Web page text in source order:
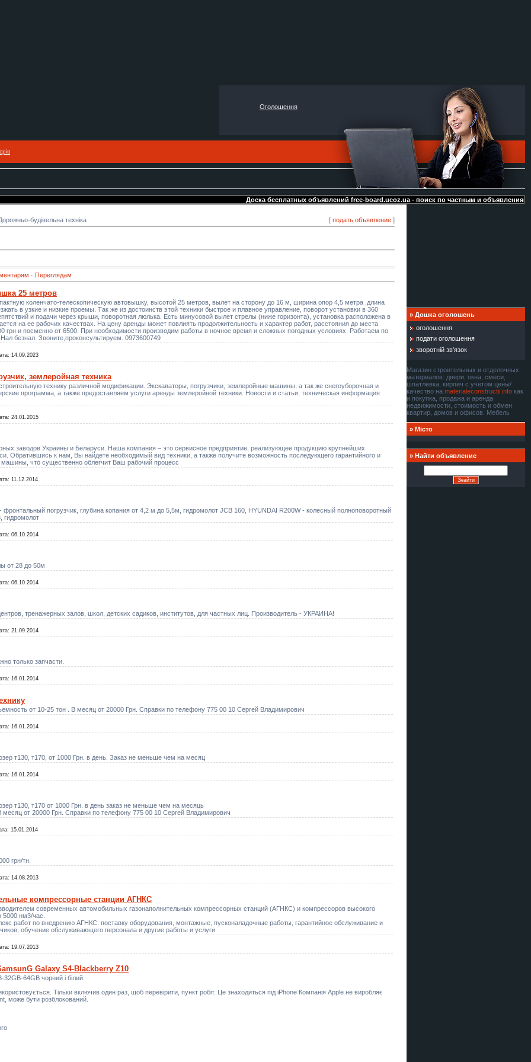
Оголошення
Доска бесплатных объявлений free-board.ucoz.ua - поиск по частным и объявлениям от
будівельна техніка [ подать объявление ]
· Переглядам
25 метров
коленчато-телескопическую автовышку, высотой 25 метров, вылет на сторону до 16 м, ширина опор 4,5 метра ,длина
в узкие и низкие проемы. Так же из достоинств этой техники быстрое и плавное управление, поворот установки в 360
и подачи через крыши, поворотная люлька. Есть минусовой вылет стрелы (ниже горизонта), установка расположена в
на ее рабочих качествах. На цену аренды может повлиять продолжительность и характер работ, расстояния до места
грн и посменно от 6500. При необходимости производим работы в ночное время и сложных погодных условиях. Работаем по
безнал. Звоните,проконсультируем. 0973600749
14.09.2023
землеройная техника
технику различной модификации. Экскаваторы, погрузчики, землеройные машины, а так же снегоуборочная и
программа, а также предоставляем услуги аренды землеройной техники. Новости и статьи, техническая информация
24.01.2015
заводов Украины и Беларуси. Наша компания – это сервисное предприятие, реализующее продукцию крупнейших
Обратившись к нам, Вы найдете необходимый вид техники, а также получите возможность последующего гарантийного и
что существенно облегчит Ваш рабочий процесс
11.12.2014
погрузчик, глубина копания от 4,2 м до 5,5м, гидромолот JCB 160, HYUNDAI R200W - колесный полноповоротный
гидромолот
06.10.2014
от 28 до 50м
06.10.2014
тренажерных залов, школ, детских садиков, институтов, для частных лиц. Производитель - УКРАИНА!
21.09.2014
только запчасти.
16.01.2014
от 10-25 тон . В месяц от 20000 Грн. Справки по телефону 775 00 10 Сергей Владимирович
16.01.2014
т130, т170, от 1000 Грн. в день. Заказ не меньше чем на месяц
16.01.2014
т130, т170 от 1000 Грн. в день заказ не меньше чем на месяць
месяц от 20000 Грн. Справки по телефону 775 00 10 Сергей Владимирович
15.01.2014
грн/тн.
14.08.2013
компрессорные станции АГНКС
современных автомобильных газонаполнительных компрессорных станций (АГНКС) и компрессоров высокого
5000 нм3/час.
работ по внедрению АГНКС: поставку оборудования, монтажные, пусконаладочные работы, гарантийное обслуживание и
обучение обслуживающего персонала и другие работы и услуги
19.07.2013
Galaxy S4-Blackberry Z10
64GB чорний і білий.
Тільки включив один раз, щоб перевірити, пункт робіт. Це знаходиться під iPhone Компанія Apple не виробляє
може бути розблокований.
» Дошка оголошень
оголошення
подати оголошення
зворотній зв'язок
Магазин строительных и отделочных
материалов: двери, окна, смеси,
шпатлевка, кирпич с учетом цены/
качество на materialeconstructii.info как
и покупка, продажа и аренда
недвижимости, стоимость и обмен
квартир, домов и офисов. Мебель
» Місто
» Найти объявление